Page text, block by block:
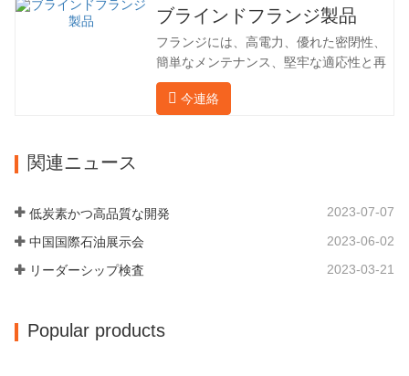
に設立され、三世代にわたる努力を経
て、現在、敷地面積は 50,…
は 46 名です。鍛造品の年間生産量は3万
トン。主に自動車、油圧機械、風力発
電、石油機械部品、建設機械、鉱業、冶
金、造船機械などの産業で関連アクセサ
リーを生産しています。販売される製品
は国内外向けです。同社は独自の技術研
ーは、同じ業界で 15…
ブラインドフランジ製品
フランジには、高電力、優れた密閉性、
簡単なメンテナンス、堅牢な適応性と再
利用性という恩恵があり、パイプライン
システムにとって不可欠かつ不可欠な要
50,000平方メートル、建物周囲の面積は
25,000平方メートルです。従業員数は
260 名、エンジニアリング技術者は 46
今連絡
関連ニュース
低炭素かつ高品質な開発 2023-07-07
中国国際石油展示会 2023-06-02
リーダーシップ検査 2023-03-21
Popular products